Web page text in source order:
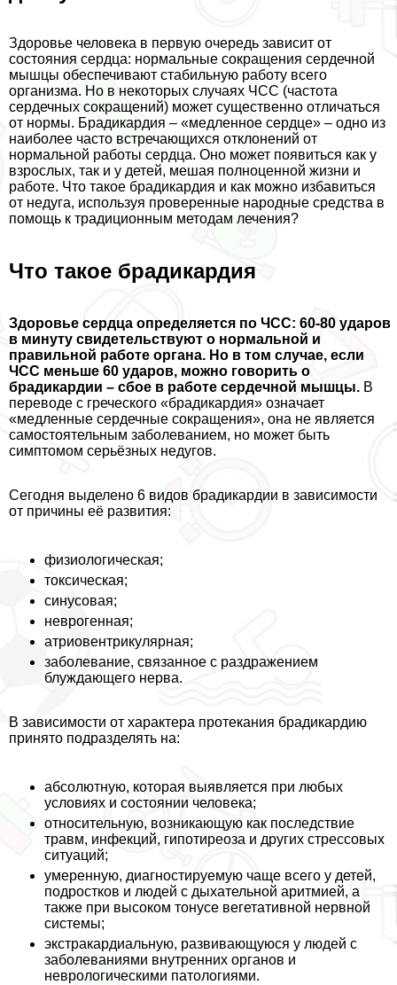
Здоровье человека в первую очередь зависит от
состояния сердца: нормальные сокращения сердечной
мышцы обеспечивают стабильную работу всего
организма. Но в некоторых случаях ЧСС (частота
сердечных сокращений) может существенно отличаться
от нормы. Брадикардия – «медленное сердце» – одно из
наиболее часто встречающихся отклонений от
нормальной работы сердца. Оно может появиться как у
взрослых, так и у детей, мешая полноценной жизни и
работе. Что такое брадикардия и как можно избавиться
от недуга, используя проверенные народные средства в
помощь к традиционным методам лечения?
Что такое брадикардия
Здоровье сердца определяется по ЧСС: 60-80 ударов
в минуту свидетельствуют о нормальной и
правильной работе органа. Но в том случае, если
ЧСС меньше 60 ударов, можно говорить о
брадикардии – сбое в работе сердечной мышцы. В
переводе с греческого «брадикардия» означает
«медленные сердечные сокращения», она не является
самостоятельным заболеванием, но может быть
симптомом серьёзных недугов.
Сегодня выделено 6 видов брадикардии в зависимости
от причины её развития:
физиологическая;
токсическая;
синусовая;
неврогенная;
атриовентрикулярная;
заболевание, связанное с раздражением
блуждающего нерва.
В зависимости от хаpaктера протекания брадикардию
принято подразделять на:
абсолютную, которая выявляется при любых
условиях и состоянии человека;
относительную, возникающую как последствие
травм, инфекций, гипотиреоза и других стрессовых
ситуаций;
умеренную, диагностируемую чаще всего у детей,
подростков и людей с дыхательной аритмией, а
также при высоком тонусе вегетативной нервной
системы;
экстpaкардиальную, развивающуюся у людей с
заболеваниями внутренних органов и
неврологическими патологиями.